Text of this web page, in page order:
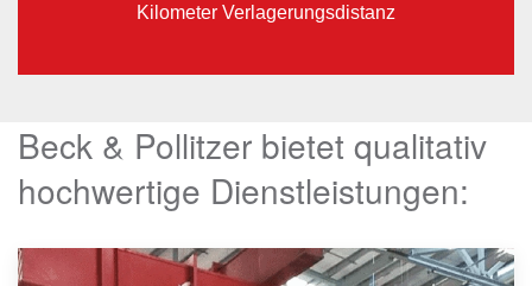
Kilometer Verlagerungsdistanz
Beck & Pollitzer bietet qualitativ
hochwertige Dienstleistungen: